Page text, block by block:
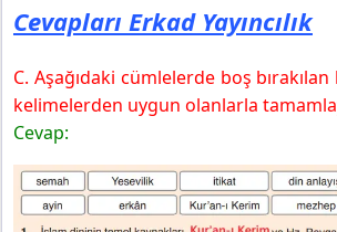
Cevapları Erkad Yayıncılık
C. Aşağıdaki cümlelerde boş
kelimelerden uygun olanlarla
Cevap: